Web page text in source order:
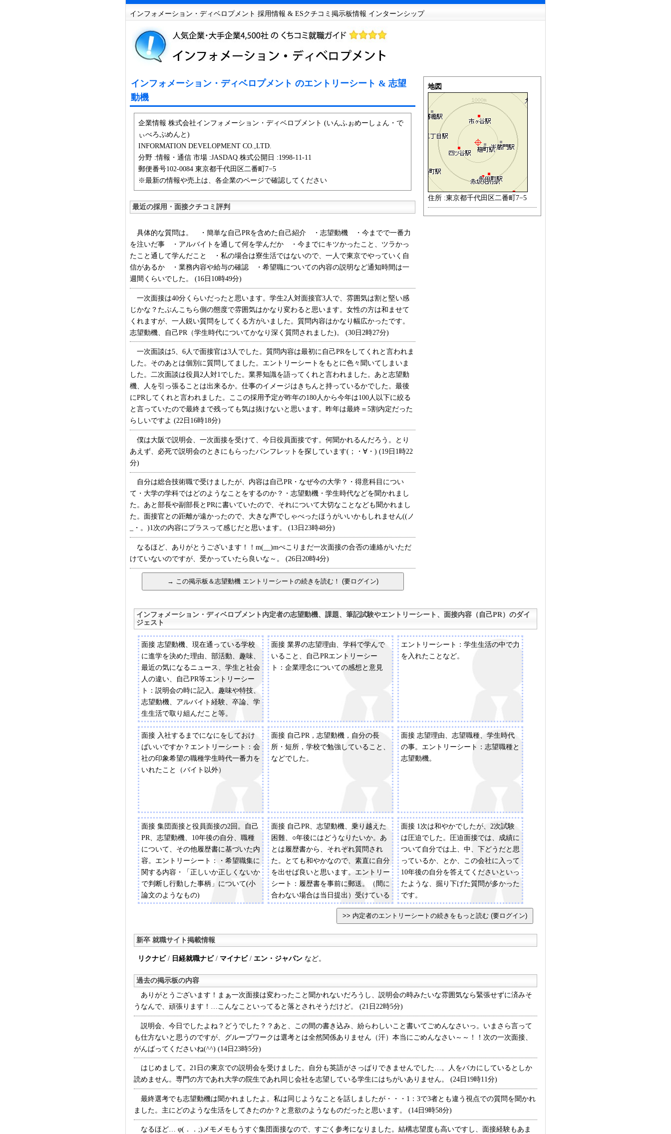
インフォメーション・ディベロプメント 採用情報 & ESクチコミ掲示板情報 インターンシップ
インフォメーション・ディベロプメント のエントリーシート & 志望
動機
企業情報 株式会社インフォメーション・ディベロプメント (いんふぉめーしょん・で
ぃべろぷめんと)
INFORMATION DEVELOPMENT CO.,LTD.
分野 :情報・通信 市場 :JASDAQ 株式公開日 :1998-11-11
郵便番号102-0084 東京都千代田区二番町7−5
※最新の情報や売上は、各企業のページで確認してください
最近の採用・面接クチコミ評判
具体的な質問は。 ・簡単な自己PRを含めた自己紹介 ・志望動機 ・今までで一番力
を注いだ事 ・アルバイトを通して何を学んだか ・今までにキツかったこと、ツラかっ
たこと通して学んだこと ・私の場合は寮生活ではないので、一人で東京でやっていく自
信があるか ・業務内容や給与の確認 ・希望職についての内容の説明など通知時間は一
週間くらいでした。 (16日10時49分)
一次面接は40分くらいだったと思います。学生2人対面接官3人で、雰囲気は割と堅い感
じかな？たぶんこちら側の態度で雰囲気はかなり変わると思います。女性の方は和ませて
くれますが、一人鋭い質問をしてくる方がいました。質問内容はかなり幅広かったです。
志望動機、自己PR（学生時代についてかなり深く質問されました)。 (30日2時27分)
一次面談は5、6人で面接官は3人でした。質問内容は最初に自己PRをしてくれと言われま
した。そのあとは個別に質問してました。エントリーシートをもとに色々聞いてしまいま
した。二次面談は役員2人対1でした。業界知識を語ってくれと言われました。あと志望動
機、人を引っ張ることは出来るか。仕事のイメージはきちんと持っているかでした。最後
にPRしてくれと言われました。ここの採用予定が昨年の180人から今年は100人以下に絞る
と言っていたので最終まで残っても気は抜けないと思います。昨年は最終＝5割内定だった
らしいですよ (22日16時18分)
僕は大阪で説明会、一次面接を受けて、今日役員面接です。何聞かれるんだろう。とり
あえず、必死で説明会のときにもらったパンフレットを探しています(；・∀・) (19日1時22
分)
自分は総合技術職で受けましたが、内容は自己PR・なぜ今の大学？・得意科目につい
て・大学の学科ではどのようなことをするのか？・志望動機・学生時代などを聞かれまし
た。あと部長や副部長とPRに書いていたので、それについて大切なことなども聞かれまし
た。面接官との距離が遠かったので、大きな声でしゃべったほうがいいかもしれません((ノ
_・。)1次の内容にプラスって感じだと思います。 (13日23時48分)
なるほど、ありがとうございます！！m(__)mぺこりまだ一次面接の合否の連絡がいただ
けていないのですが、受かっていたら良いな～。 (26日20時4分)
地図
住所 :東京都千代田区二番町7−5
インフォメーション・ディベロプメント内定者の志望動機、課題、筆記試験やエントリーシート、面接内容（自己PR）のダイ
ジェスト
面接 志望動機、現在通っている学校
に進学を決めた理由、部活動、趣味、
最近の気になるニュース、学生と社会
人の違い、自己PR等エントリーシー
ト：説明会の時に記入。趣味や特技、
志望動機、アルバイト経験、卒論、学
生生活で取り組んだこと等。
面接 業界の志望理由、学科で学んで
いること、自己PRエントリーシー
ト：企業理念についての感想と意見
エントリーシート：学生生活の中で力
を入れたことなど。
面接 入社するまでになにをしておけ
ばいいですか？エントリーシート：会
社の印象希望の職種学生時代一番力を
いれたこと（バイト以外）
面接 自己PR，志望動機，自分の長
所・短所，学校で勉強していること、
などでした。
面接 志望理由、志望職種、学生時代
の事。エントリーシート：志望職種と
志望動機。
面接 集団面接と役員面接の2回。自己
PR、志望動機、10年後の自分、職種
について、その他履歴書に基づいた内
容。エントリーシート：・希望職集に
関する内容・「正しいか正しくないか
で判断し行動した事柄」について(小
論文のようなもの)
面接 自己PR、志望動機、乗り越えた
困難、○年後にはどうなりたいか。あ
とは履歴書から、それぞれ質問され
た。とても和やかなので、素直に自分
を出せば良いと思います。エントリー
シート：履歴書を事前に郵送。（間に
合わない場合は当日提出）受けている
他社名、希望している業種など。履歴
書に書いたこと以外に伝えたいこと。
面接 1次は和やかでしたが、2次試験
は圧迫でした。圧迫面接では、成績に
ついて自分では上、中、下どうだと思
っているか、とか、この会社に入って
10年後の自分を答えてくださいといっ
たような、掘り下げた質問が多かった
です。
新卒 就職サイト掲載情報
リクナビ/ 日経就職ナビ/ マイナビ/ エン・ジャパン など。
過去の掲示板の内容
ありがとうございます！まぁ一次面接は変わったこと聞かれないだろうし、説明会の時みたいな雰囲気なら緊張せずに済みそ
うなんで、頑張ります！…こんなこといってると落とされそうだけど。 (21日22時5分)
説明会、今日でしたよね？どうでした？？あと、この間の書き込み、紛らわしいこと書いてごめんなさいっ。いまさら言って
も仕方ないと思うのですが、グループワークは選考とは全然関係ありません（汗）本当にごめんなさい～～！！次の一次面接、
がんばってくださいね(^^) (14日23時5分)
はじめまして。21日の東京での説明会を受けました。自分も英語がさっぱりできませんでした…。人をバカにしているとしか
読めません。専門の方であれ大学の院生であれ同じ会社を志望している学生にはちがいありません。 (24日19時11分)
最終選考でも志望動機は聞かれましたよ。私は同じようなことを話しましたが・・・1：3で3者とも違う視点での質問を聞かれ
ました。主にどのような生活をしてきたのか？と意欲のようなものだったと思います。 (14日9時58分)
なるほど… φ(．．;)メモメモもうすぐ集団面接なので、すごく参考になりました。結構志望度も高いですし、面接経験もあま